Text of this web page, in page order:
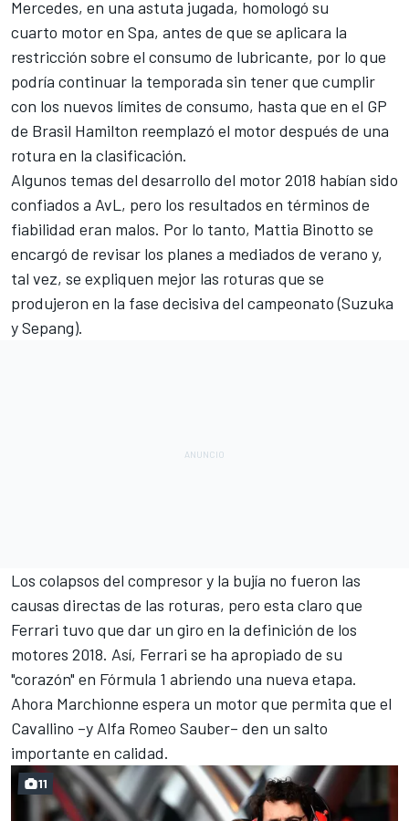
Mercedes, en una astuta jugada, homologó su
cuarto motor en Spa, antes de que se aplicara la
restricción sobre el consumo de lubricante, por lo que
podría continuar la temporada sin tener que cumplir
con los nuevos límites de consumo, hasta que en el GP
de Brasil Hamilton reemplazó el motordespués de una
rotura en la clasificación.
Algunos temas del desarrollo del motor 2018 habían sido
confiados a AvL, pero los resultados en términos de
fiabilidad eran malos. Por lo tanto, Mattia Binotto se
encargó de revisar los planes a mediados de verano y,
tal vez, se expliquen mejor las roturas que se
produjeron en la fase decisiva del campeonato(Suzuka
y Sepang).
Los colapsos del compresor y la bujía no fueron las
causas directas de las roturas, pero esta claro que
Ferrari tuvo que dar un giro en la definición de los
motores 2018. Así, Ferrari se ha apropiado de su
"corazón" en Fórmula 1 abriendo una nueva etapa.
Ahora Marchionne espera un motor que permita que el
Cavallino –y Alfa Romeo Sauber– den un salto
importante en calidad.
11